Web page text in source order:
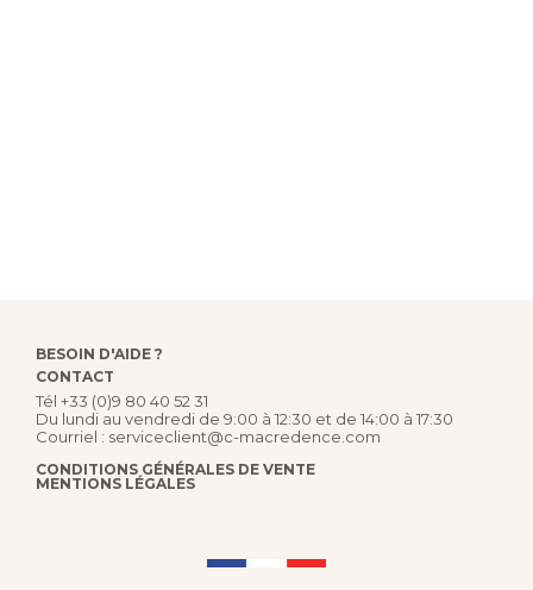
BESOIN D'AIDE ?
CONTACT
Tél +33 (0)9 80 40 52 31
Du lundi au vendredi de 9:00 à 12:30 et de 14:00 à 17:30
Courriel : serviceclient@c-macredence.com
CONDITIONS GÉNÉRALES DE VENTE
MENTIONS LÉGALES